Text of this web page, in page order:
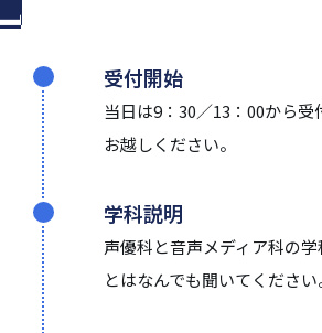
受付開始
当日は9：30／13：00から
お越しください。
学科説明
声優科と音声メディア科の
とはなんでも聞いてください